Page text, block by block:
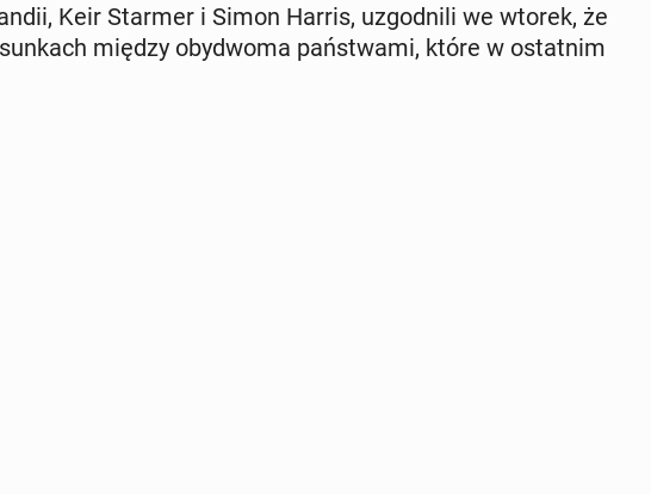
Keir Starmer i Simon Harris, uzgod­ni­li we wtorek, że
między oby­dwo­ma pań­stwa­mi, które w ostat­nim